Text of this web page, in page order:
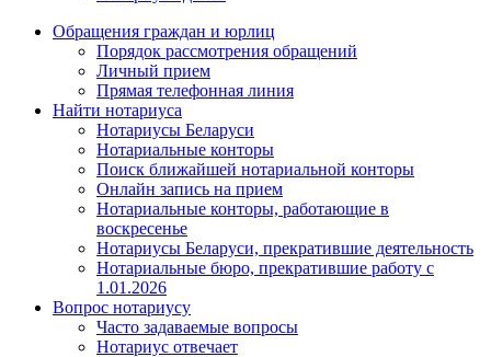
Обращения граждан и юрлиц
Порядок рассмотрения обращений
Личный прием
Прямая телефонная линия
Найти нотариуса
Нотариусы Беларуси
Нотариальные конторы
Поиск ближайшей нотариальной конторы
Онлайн запись на прием
Нотариальные конторы, работающие в
воскресенье
Нотариусы Беларуси, прекратившие деятельность
Нотариальные бюро, прекратившие работу с
1.01.2026
Вопрос нотариусу
Часто задаваемые вопросы
Нотариус отвечает